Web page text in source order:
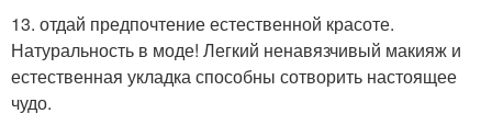
13. отдай предпочтение естественной красоте.
Натуральность в моде! Легкий ненавязчивый макияж и
естественная укладка способны сотворить настоящее
чудо.